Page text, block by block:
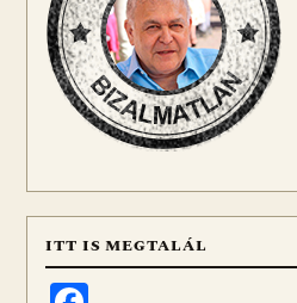
ITT IS MEGTALÁL